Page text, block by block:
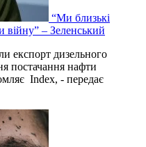
“Ми близькі
війну” – Зеленський
експорт дизельного
постачання нафти
Index, - передає